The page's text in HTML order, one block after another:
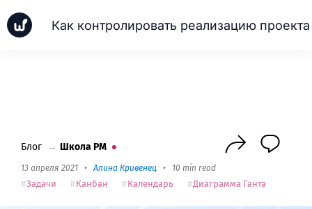
Как контролировать реализацию проекта
Блог → Школа PM
13 апреля 2021 •Алина Кривенец • 10 min read
Задачи Канбан Календарь Диаграмма Ганта